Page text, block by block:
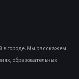
в городе. Мы расскажем
образовательных